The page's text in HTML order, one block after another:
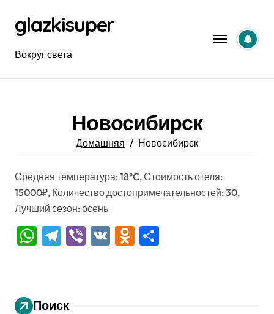
содержанию
glazkisuper
Вокруг света
Новосибирск
Домашняя Новосибирск
Средняя температура: 18°C, Стоимость отеля:
15000₽, Количество достопримечательностей: 30,
Лучший сезон: осень
WhatsApp
Telegram
Viber
VK Odnoklassniki
Поиск